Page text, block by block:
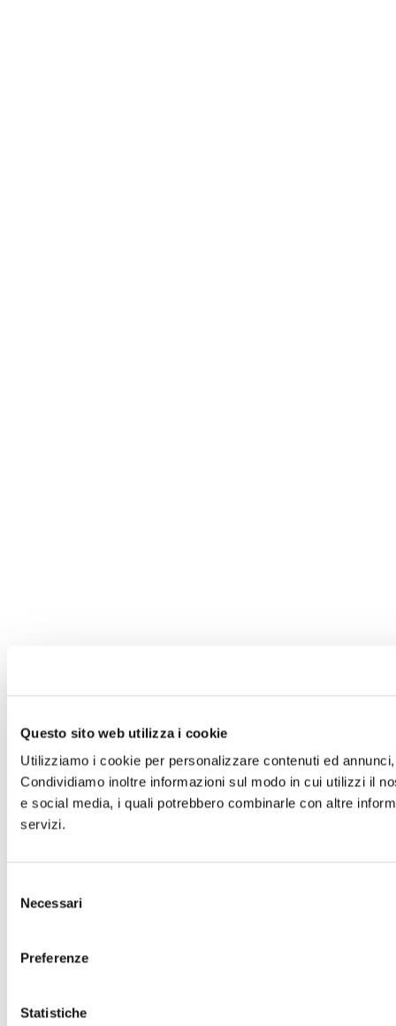
Questo sito web utilizza i cookie
Utilizziamo i cookie per personalizzare contenuti ed
Condividiamo inoltre informazioni sul modo in cui utilizzi il
e social media, i quali potrebbero combinarle con altre
servizi.
delNecessari
Preferenze
Statistiche